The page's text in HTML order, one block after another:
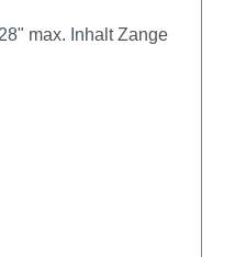
Für Draht bis 0,7 mm/.028" max. Inhalt Zange